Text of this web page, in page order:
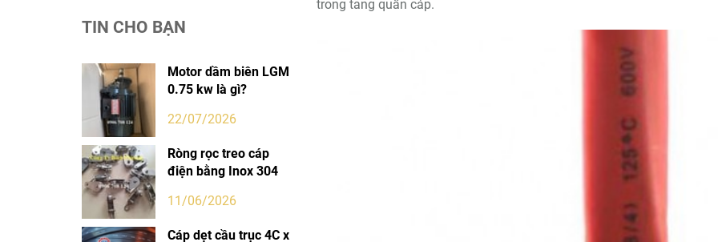
trong tang quấn cáp.
TIN CHO BẠN
Motor dầm biên LGM
0.75 kw là gì?
22/07/2026
Ròng rọc treo cáp
điện bằng Inox 304
11/06/2026
Cáp dẹt cầu trục 4C x